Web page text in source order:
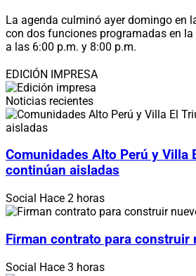
La agenda culminó ayer domingo en
con dos funciones programadas en la
a las 6:00 p.m. y 8:00 p.m.
EDICIÓN IMPRESA
Noticias recientes
Comunidades Alto Perú y Villa
continúan aisladas
Social Hace 2 horas
Firman contrato para construir
Social Hace 3 horas